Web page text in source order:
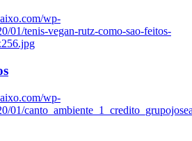
wp-
01/tenis-vegan-rutz-como-sao-feitos-
wp-
01/